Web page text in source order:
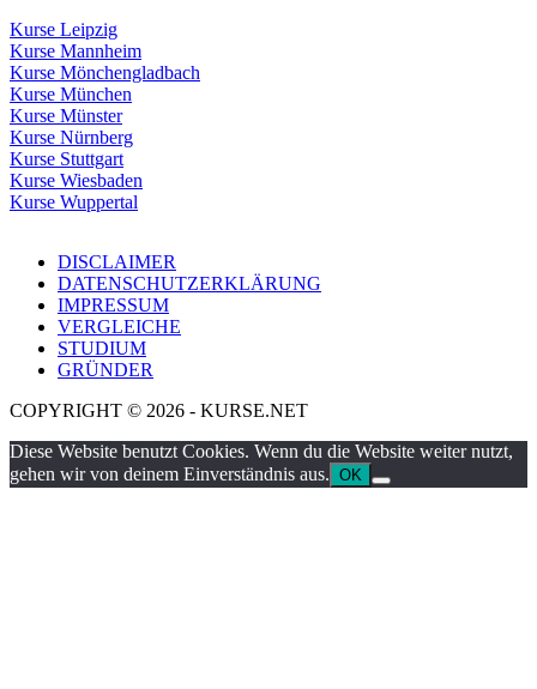
Kurse Leipzig
Kurse Mannheim
Kurse Mönchengladbach
Kurse München
Kurse Münster
Kurse Nürnberg
Kurse Stuttgart
Kurse Wiesbaden
Kurse Wuppertal
DISCLAIMER
DATENSCHUTZERKLÄRUNG
IMPRESSUM
VERGLEICHE
STUDIUM
GRÜNDER
COPYRIGHT © 2026 - KURSE.NET
Diese Website benutzt Cookies. Wenn du die Website weiter nutzt,
gehen wir von deinem Einverständnis aus. OK